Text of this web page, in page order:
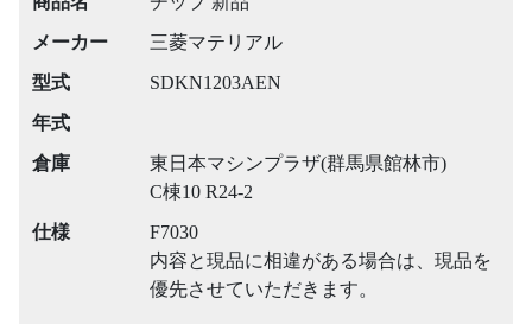
メーカー
三菱マテリアル
型式
SDKN1203AEN
年式
倉庫
東日本マシンプラザ(群馬県館林市)
C棟10 R24-2
仕様
F7030
内容と現品に相違がある場合は、現品を
優先させていただきます。